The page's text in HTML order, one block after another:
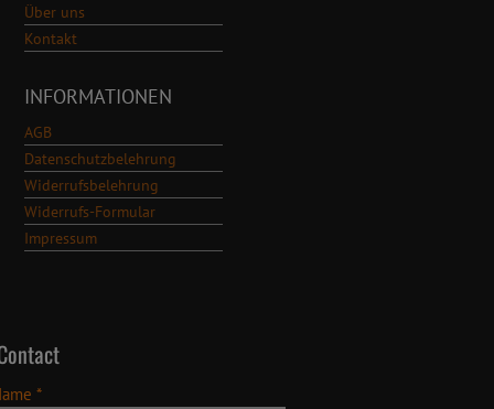
Über uns
Kontakt
INFORMATIONEN
AGB
Datenschutzbelehrung
Widerrufsbelehrung
Widerrufs-Formular
Impressum
*